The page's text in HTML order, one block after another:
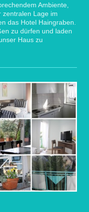
Ambiente,
zentralen Lage im
das Hotel Haingraben.
zu dürfen und laden
Haus zu